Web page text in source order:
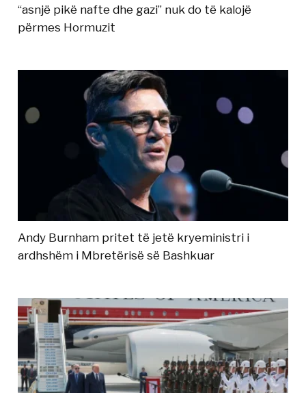
“asnjë pikë nafte dhe gazi” nuk do të kalojë
përmes Hormuzit
Andy Burnham pritet të jetë kryeministri i
ardhshëm i Mbretërisë së Bashkuar